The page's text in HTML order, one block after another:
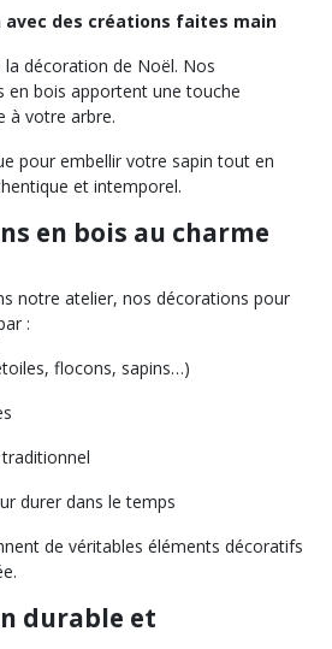
avec des créations faites main
décoration de Noël. Nos
en bois apportent une touche
à votre arbre.
pour embellir votre sapin tout en
et intemporel.
en bois au charme
notre atelier, nos décorations pour
:
flocons, sapins…)
durer dans le temps
de véritables éléments décoratifs
durable et